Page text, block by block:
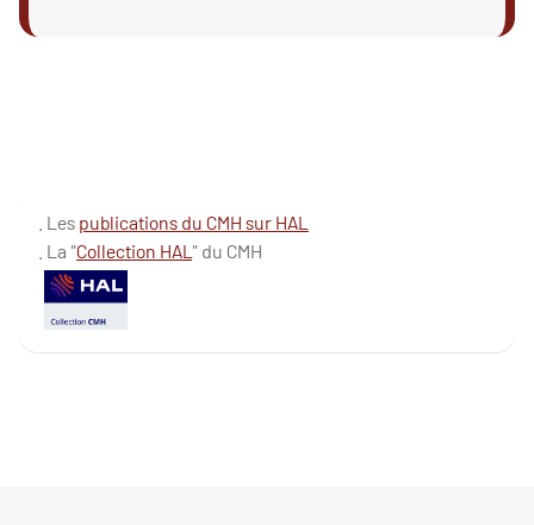
. Les publications du CMH sur HAL
. La "Collection HAL " du CMH